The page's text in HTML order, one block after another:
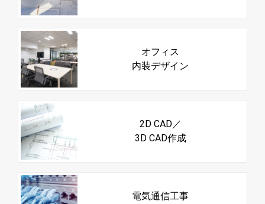
オフィス
内装デザイン
2D CAD／
3D CAD作成
電気通信工事